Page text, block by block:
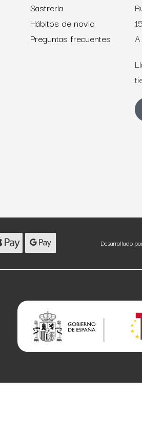
Sastrería
Hábitos de novio
Preguntas frecuentes
Desarrollado